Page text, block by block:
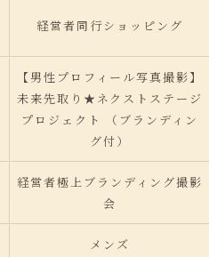
経営者同行ショッピング
【男性プロフィール写真撮影】
未来先取り★ネクストステージ
プロジェクト （ブランディン
グ付）
経営者極上ブランディング撮影
会
メンズ